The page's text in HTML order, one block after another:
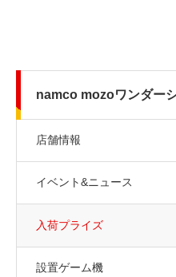
namco mozoワンダー
店舗情報
イベント&ニュース
入荷プライズ
設置ゲーム機